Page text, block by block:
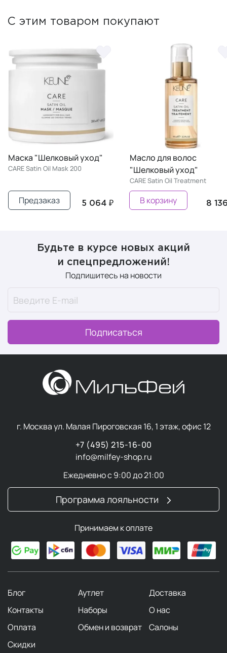
С этим товаром покупают
Маска "Шелковый уход"
CARE Satin Oil Mask 200
5 064 ₽
Предзаказ
Масло для волос
"Шелковый уход"
CARE Satin Oil Treatment
8
В корзину
Будьте в курсе новых акций
и спецпредложений!
Подпишитесь на новости
Подписаться
г. Москва ул. Малая Пироговская 16, 1 этаж, офис 12
+7 (495) 215-16-00
info@milfey-shop.ru
Ежедневно с 9:00 до 21:00
Программа лояльности
Принимаем к оплате
Блог Аутлет
Доставка
Контакты
Наборы
О нас
Оплата
Обмен и возврат
Салоны
Скидки